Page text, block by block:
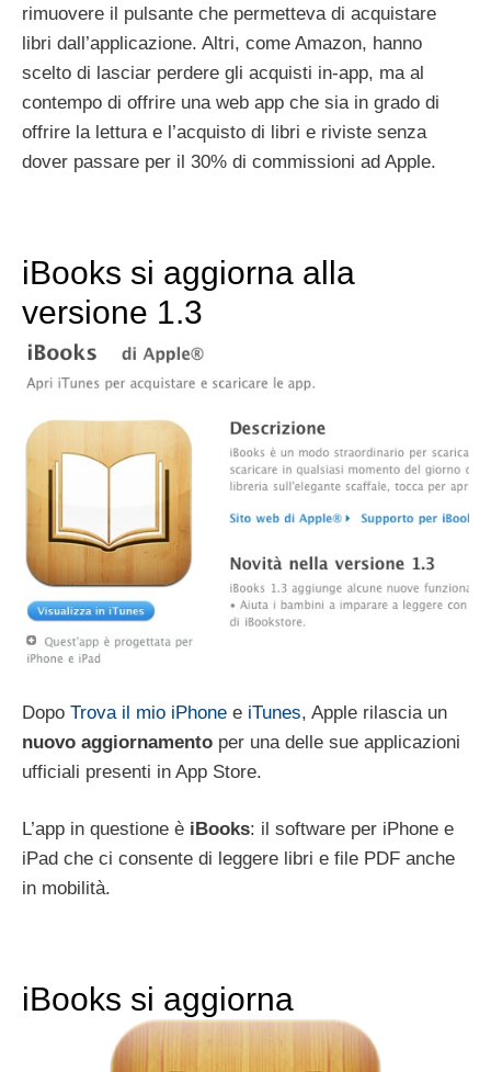
rimuovere il pulsante che permetteva di acquistare
libri dall’applicazione. Altri, come Amazon, hanno
scelto di lasciar perdere gli acquisti in-app, ma al
contempo di offrire una web app che sia in grado di
offrire la lettura e l’acquisto di libri e riviste senza
dover passare per il 30% di commissioni ad Apple.
iBooks si aggiorna alla
versione 1.3
Dopo Trova il mio iPhone e iTunes, Apple rilascia un
nuovo aggiornamento per una delle sue applicazioni
ufficiali presenti in App Store.
L’app in questione è iBooks: il software per iPhone e
iPad che ci consente di leggere libri e file PDF anche
in mobilità.
iBooks si aggiorna